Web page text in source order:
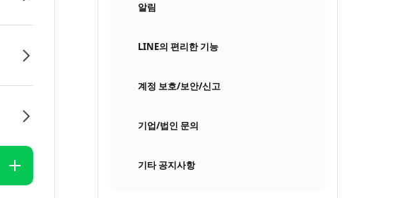
알림
LINE의 편리한 기능
계정 보호/보안/신고
기업/법인 문의
기타 공지사항